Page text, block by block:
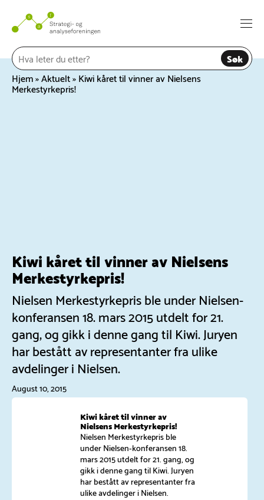
innhold
Søk
Hjem»Aktuelt»Kiwi kåret til vinner av Nielsens
Merkestyrkepris!
Kiwi kåret til vinner av Nielsens
Merkestyrkepris!
Nielsen Merkestyrkepris ble under Nielsen-
konferansen 18. mars 2015 utdelt for 21.
gang, og gikk i denne gang til Kiwi. Juryen
har bestått av representanter fra ulike
avdelinger i Nielsen.
August 10, 2015
Kiwi kåret til vinner av
Nielsens Merkestyrkepris!
Nielsen Merkestyrkepris ble
under Nielsen-konferansen 18.
mars 2015 utdelt for 21. gang, og
gikk i denne gang til Kiwi. Juryen
har bestått av representanter fra
ulike avdelinger i Nielsen.